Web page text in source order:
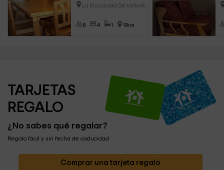
La Rinconada Del Valle (Ávila
8 4 1 9km
TARJETAS
REGALO
¿No sabes qué regalar?
Regalo fácil y sin fecha de caducidad
Comprar una tarjeta regalo